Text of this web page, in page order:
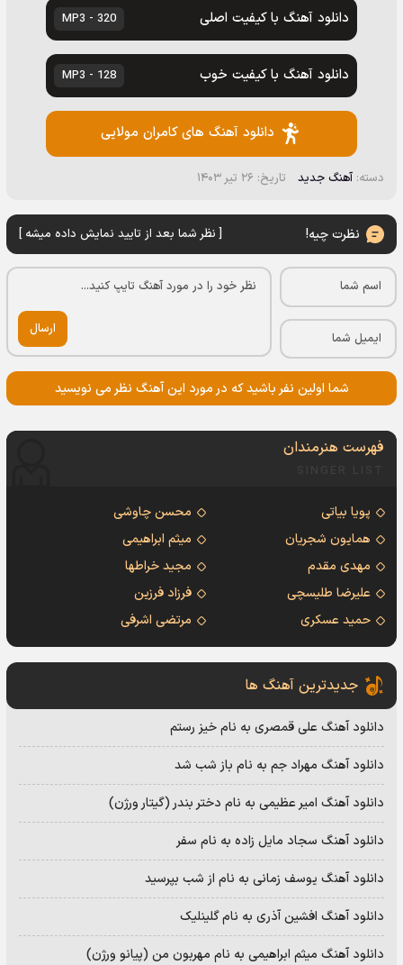
دانلود آهنگ با کیفیت اصلی 320 - MP3
دانلود آهنگ با کیفیت خوب 128 - MP3
دانلود آهنگ های کامران مولایی
دسته: آهنگ جدید تاریخ: ۲۶ تیر ۱۴۰۳
نظرت چیه! [ نظر شما بعد از تایید نمایش داده میشه ]
ارسال
شما اولین نفر باشید که در مورد این آهنگ نظر می نویسید
فهرست هنرمندان
پویا بیاتی
محسن چاوشی
همایون شجریان
میثم ابراهیمی
مهدی مقدم
مجید خراطها
علیرضا طلیسچی
فرزاد فرزین
حمید عسکری
مرتضی اشرفی
جدیدترین آهنگ ها
دانلود آهنگ علی قمصری به نام خیز رستم
دانلود آهنگ مهراد جم به نام باز شب شد
دانلود آهنگ امیر عظیمی به نام دختر بندر (گیتار ورژن)
دانلود آهنگ سجاد مایل زاده به نام سفر
دانلود آهنگ یوسف زمانی به نام از شب بپرسید
دانلود آهنگ افشین آذری به نام گلینلیک
دانلود آهنگ میثم ابراهیمی به نام مهربون من (پیانو ورژن)